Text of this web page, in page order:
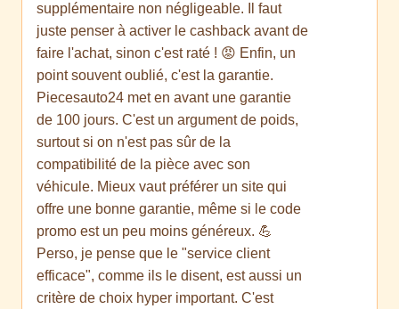
supplémentaire non négligeable. Il faut
juste penser à activer le cashback avant de
faire l'achat, sinon c'est raté ! 😡 Enfin, un
point souvent oublié, c'est la garantie.
Piecesauto24 met en avant une garantie
de 100 jours. C'est un argument de poids,
surtout si on n'est pas sûr de la
compatibilité de la pièce avec son
véhicule. Mieux vaut préférer un site qui
offre une bonne garantie, même si le code
promo est un peu moins généreux. 💪
Perso, je pense que le "service client
efficace", comme ils le disent, est aussi un
critère de choix hyper important. C'est